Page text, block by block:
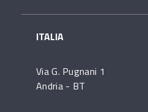
ITALIA
Via G. Pugnani 1
Andria - BT